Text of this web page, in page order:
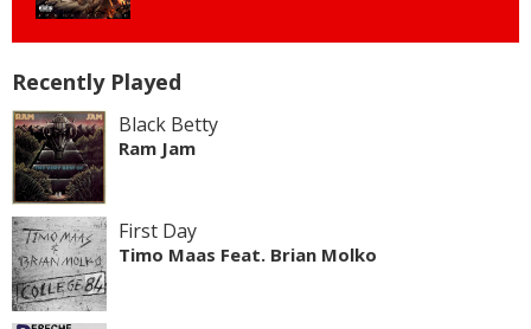
Recently Played
Black Betty
Ram Jam
First Day
Timo Maas Feat. Brian Molko